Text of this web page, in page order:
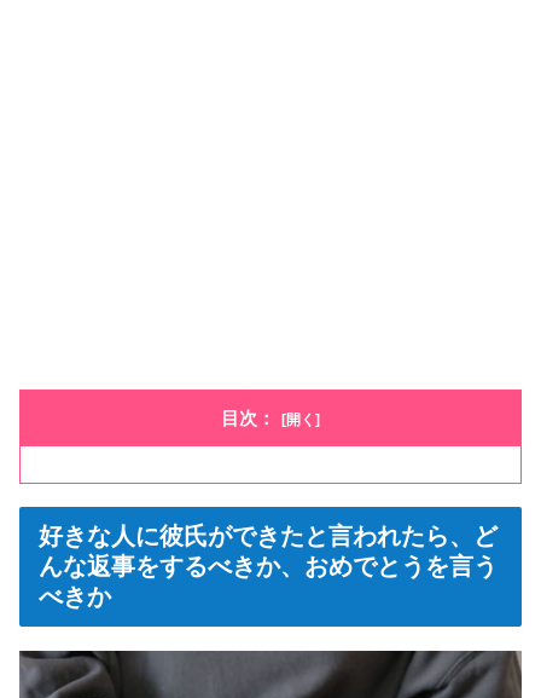
目次：
好きな人に彼氏ができたと言われたら、ど
んな返事をするべきか、おめでとうを言う
べきか